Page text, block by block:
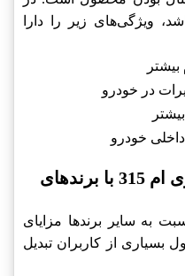
ویژگی‌های زیر را دارا
در خودرو
خودرو
تفاوت آفتابگیر راست ام وی ام 315 با برندهای
راست ام وی ام 315 نسبت به سایر برندها مزایای
بسیاری از کاربران تبدیل